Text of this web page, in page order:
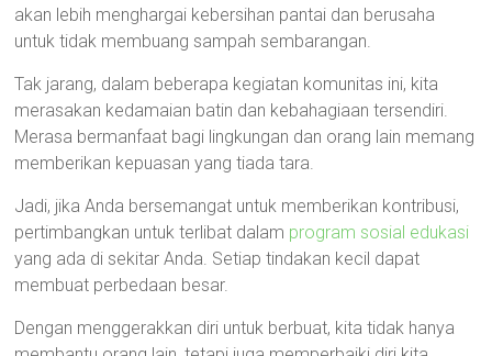
akan lebih menghargai kebersihan pantai dan berusaha
untuk tidak membuang sampah sembarangan.
Tak jarang, dalam beberapa kegiatan komunitas ini, kita
merasakan kedamaian batin dan kebahagiaan tersendiri.
Merasa bermanfaat bagi lingkungan dan orang lain memang
memberikan kepuasan yang tiada tara.
Jadi, jika Anda bersemangat untuk memberikan kontribusi,
pertimbangkan untuk terlibat dalam program sosial edukasi
yang ada di sekitar Anda. Setiap tindakan kecil dapat
membuat perbedaan besar.
Dengan menggerakkan diri untuk berbuat, kita tidak hanya